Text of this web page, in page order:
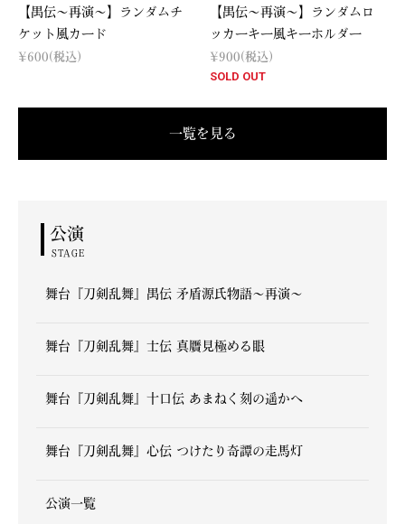
【禺伝～再演～】ランダムチ
ケット風カード
¥600(税込)
【禺伝～再演～】ランダムロ
ッカーキー風キーホルダー
¥900(税込)
SOLD OUT
一覧を見る
公演
STAGE
舞台『刀剣乱舞』禺伝 矛盾源氏物語～再演～
舞台『刀剣乱舞』士伝 真贋見極める眼
舞台『刀剣乱舞』十口伝 あまねく刻の遥かへ
舞台『刀剣乱舞』心伝 つけたり奇譚の走馬灯
公演一覧